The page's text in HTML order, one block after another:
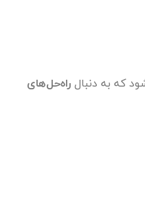
که به دنبالراه‌حل‌های